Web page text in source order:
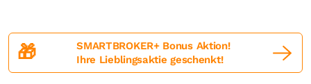
🎁
SMARTBROKER+ Bonus Aktion!
Ihre Lieblingsaktie geschenkt!